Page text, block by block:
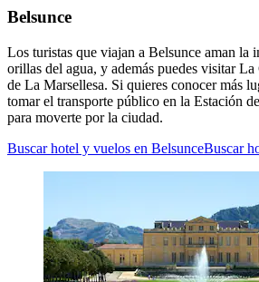
Belsunce
Los turistas que viajan a Belsunce aman la
orillas del agua, y además puedes visitar
de La Marsellesa. Si quieres conocer más
tomar el transporte público en la Estación
para moverte por la ciudad.
Buscar hotel y vuelos en BelsunceBuscar